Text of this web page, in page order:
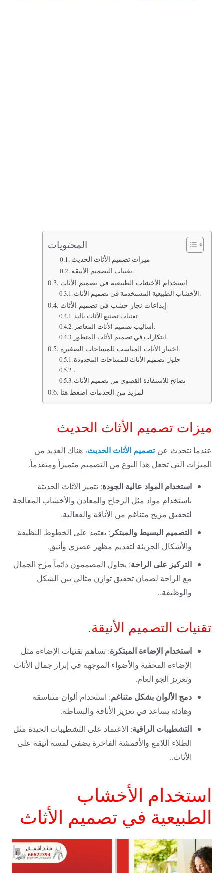
المحتويات
ميزات تصميم الأثاث الحديث
تقنيات التصميم الأنيقة.
استخدام الأخشاب الطبيعية في تصميم الأثاث
الأخشاب الطبيعية المستخدمة في تصميم الأثاث.
إبداعات نجار خشب في تصميم الأثاث
تقنيات تصنيع الأثاث باليد
أساليب تصميم الأثاث المعاصر.
ابتكارات في تصميم الأثاث المتطور.
اختيار الأثاث المناسب للمساحات الصغيرة.
حلول تصميم الأثاث للمساحات المحدودة
.
نصائح للاستفادة القصوى من تصميم الأثاث
لمزيد من الخدمات اضغط هنا
ميزات تصميم الأثاث الحديث
عندما نتحدث عن تصميم الأثاث الحديث، هناك العديد من
الميزات التي تجعل هذا النوع من التصميم متميزاً ومتقدماً.
استخدام المواد عالية الجودة: تتميز الأثاث الحديثة
باستخدام مواد مثل الزجاج والمعادن والأخشاب المعالجة
لتحقيق مزيج متناغم من الأناقة والفعالية.
التصميم البسيط والمبتكر : يعتمد على الخطوط النظيفة
والأشكال الجريئة لتقديم مظهر عصري وأنيق.
التركيز على الراحة: يحاول المصممون دائماً مزج الجمال
مع الراحة لضمان تحقيق توازن مثالي بين الشكل
والوظيفة..
تقنيات التصميم الأنيقة.
استخدام الإضاءة المبتكرة: تساهم تقنيات الإضاءة مثل
الإضاءة المخفية والأضواء الموجهة في إبراز جمال الأثاث
وتعزيز الجو العام.
دمج الألوان بشكل متناغم: استخدام ألوان متناسقة
وهادئة يساعد في تعزيز الأناقة والبساطة.
التشطيبات الراقية: الاعتماد على التشطيبات الجيدة مثل
الطلاء اللامع والأقمشة الفاخرة يضفي لمسة أنيقة على
الأثاث..
استخدام الأخشاب
الطبيعية في تصميم الأثاث